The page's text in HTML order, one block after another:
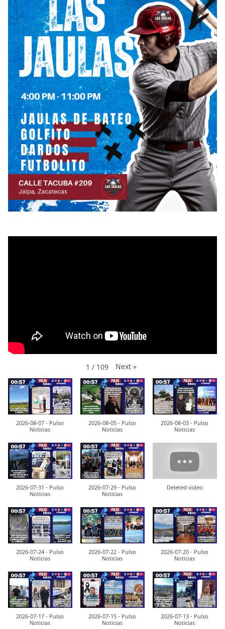
1 / 109 Next »
2026-08-07 - Pulso
Noticias
2026-08-05 - Pulso
Noticias
2026-08-03 - Pulso
Noticias
2026-07-31 - Pulso
Noticias
2026-07-29 - Pulso
Noticias
Deleted video
2026-07-24 - Pulso
Noticias
2026-07-22 - Pulso
Noticias
2026-07-20 - Pulso
Noticias
2026-07-17 - Pulso
Noticias
2026-07-15 - Pulso
Noticias
2026-07-13 - Pulso
Noticias